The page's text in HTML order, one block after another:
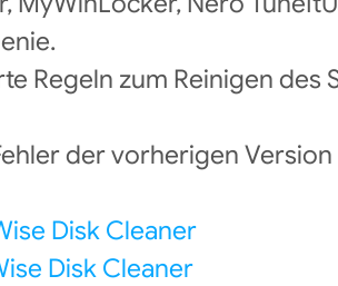
Regeln zum Reinigen des
der vorherigen
Disk Cleaner
Disk Cleaner